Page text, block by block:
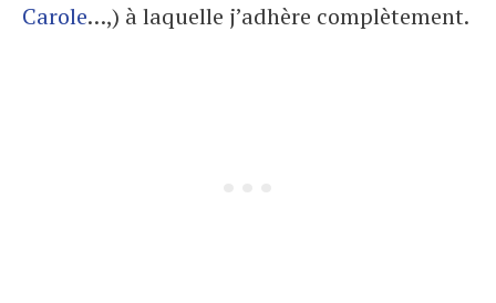
Carole…,) à laquelle j’adhère complètement.